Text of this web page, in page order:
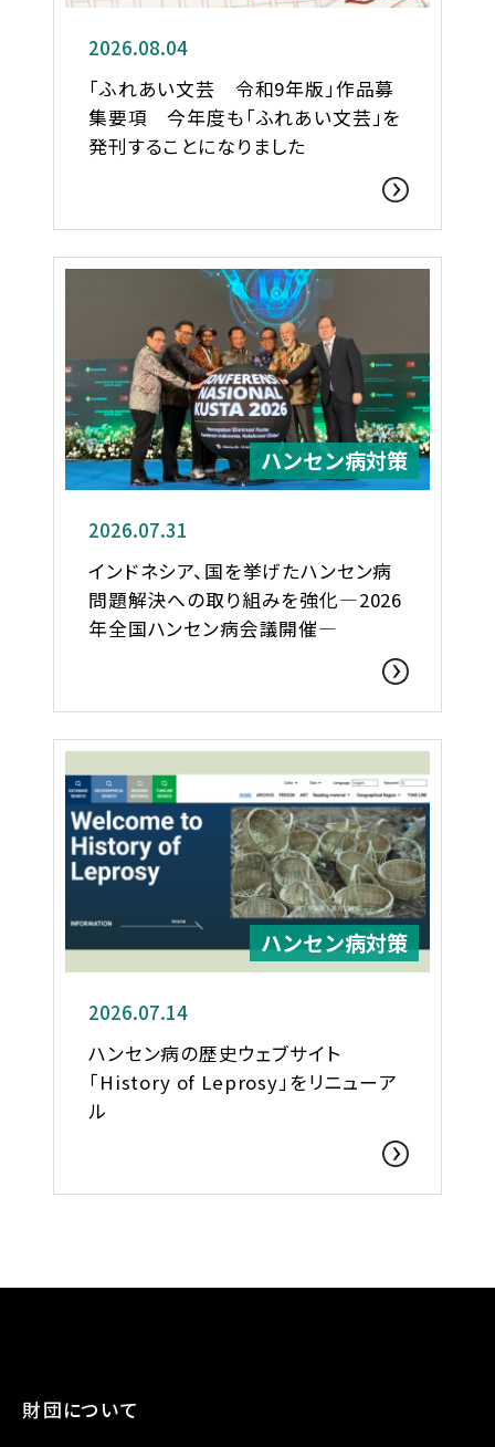
2026.08.04
「ふれあい文芸 令和9年版」作品募
集要項 今年度も「ふれあい文芸」を
発刊することになりました
ハンセン病対策
2026.07.31
インドネシア、国を挙げたハンセン病
問題解決への取り組みを強化―2026
年全国ハンセン病会議開催―
ハンセン病対策
2026.07.14
ハンセン病の歴史ウェブサイト
「History of Leprosy」をリニューア
ル
財団について